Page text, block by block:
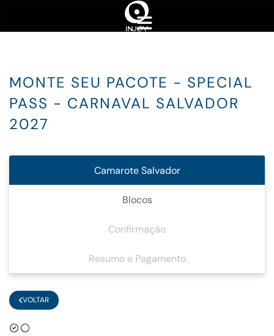
MONTE SEU PACOTE - SPECIAL
PASS - CARNAVAL SALVADOR
2027
VOLTAR
Camarote Salvador
Blocos
Confirmação
Resumo e Pagamento